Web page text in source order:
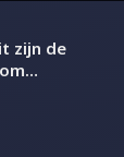
zijn de